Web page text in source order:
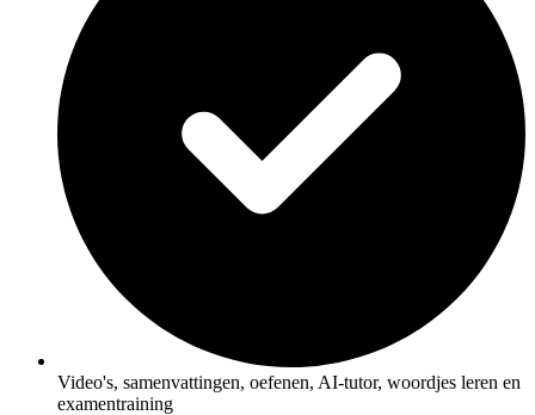
Video's, samenvattingen, oefenen, AI-tutor, woordjes leren en
examentraining